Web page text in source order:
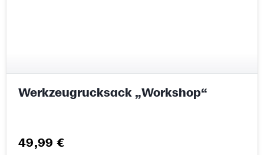
Werkzeugrucksack „Workshop“
Regulärer Preis:
49,99 €